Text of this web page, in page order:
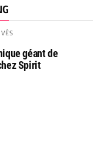
géant de
Spirit